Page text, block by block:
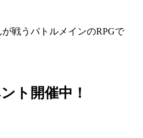
戦うバトルメインのRPGで
ト開催中！